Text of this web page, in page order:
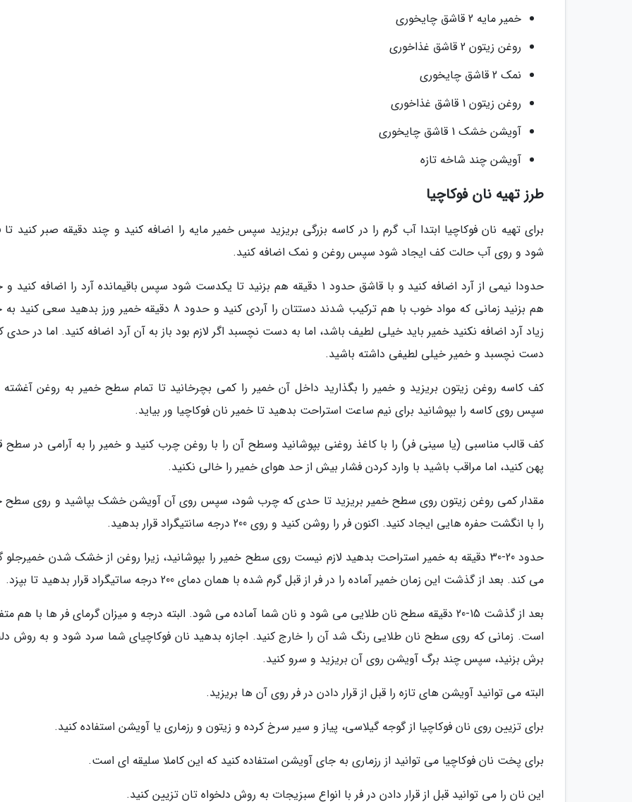
خمیر مایه 2 قاشق چایخوری
روغن زیتون 2 قاشق غذاخوری
نمک 2 قاشق چایخوری
روغن زیتون 1 قاشق غذاخوری
آویشن خشک 1 قاشق چایخوری
آویشن چند شاخه تازه
طرز تهیه نان فوکاچیا
برای تهیه نان فوکاچیا ابتدا آب گرم را در کاسه بزرگی بریزید سپس خمیر مایه را اضافه کنید و چند دقیقه صبر کنید تا
شود و روی آب حالت کف ایجاد شود سپس روغن و نمک اضافه کنید.
حدودا نیمی از آرد اضافه کنید و با قاشق حدود 1 دقیقه هم بزنید تا یکدست شود سپس باقیمانده آرد را اضافه
هم بزنید زمانی که مواد خوب با هم ترکیب شدند دستتان را آردی کنید و حدود 8 دقیقه خمیر ورز بدهید
زیاد آرد اضافه نکنید خمیر باید خیلی لطیف باشد، اما به دست نچسبد اگر لازم بود باز به آن آرد اضافه کنید. اما در حدی
دست نچسبد و خمیر خیلی لطیفی داشته باشید.
کف کاسه روغن زیتون بریزید و خمیر را بگذارید داخل آن خمیر را کمی بچرخانید تا تمام سطح خمیر به روغن
سپس روی کاسه را بپوشانید برای نیم ساعت استراحت بدهید تا خمیر نان فوکاچیا ور بیاید.
کف قالب مناسبی (یا سینی فر) را با کاغذ روغنی بپوشانید وسطح آن را با روغن چرب کنید و خمیر را به آرامی در سطح
پهن کنید، اما مراقب باشید با وارد کردن فشار بیش از حد هوای خمیر را خالی نکنید.
مقدار کمی روغن زیتون روی سطح خمیر بریزید تا حدی که چرب شود، سپس روی آن آویشن خشک بپاشید و روی سطح
را با انگشت حفره هایی ایجاد کنید. اکنون فر را روشن کنید و روی 200 درجه سانتیگراد قرار بدهید.
حدود 20-30 دقیقه به خمیر استراحت بدهید لازم نیست روی سطح خمیر را بپوشانید، زیرا روغن از خشک شدن خمیرجلو
می کند. بعد از گذشت این زمان خمیر آماده را در فر از قبل گرم شده با همان دمای 200 درجه ساتیگراد قرار بدهید تا بپزد.
بعد از گذشت 15-20 دقیقه سطح نان طلایی می شود و نان شما آماده می شود. البته درجه و میزان گرمای فر ها با هم
است. زمانی که روی سطح نان طلایی رنگ شد آن را خارج کنید. اجازه بدهید نان فوکاچیای شما سرد شود و به روش
برش بزنید، سپس چند برگ آویشن روی آن بریزید و سرو کنید.
البته می توانید آویشن های تازه را قبل از قرار دادن در فر روی آن ها بریزید.
برای تزیین روی نان فوکاچیا از گوجه گیلاسی، پیاز و سیر سرخ کرده و زیتون و رزماری یا آویشن استفاده کنید.
برای پخت نان فوکاچیا می توانید از رزماری به جای آویشن استفاده کنید که این کاملا سلیقه ای است.
این نان را می توانید قبل از قرار دادن در فر با انواع سبزیجات به روش دلخواه تان تزیین کنید.